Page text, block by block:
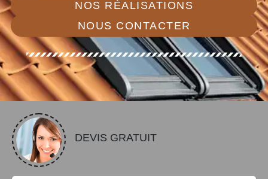
NOS RÉALISATIONS
NOUS CONTACTER
DEVIS GRATUIT